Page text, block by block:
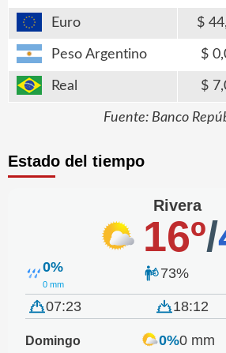
Euro
Peso Argentino
Real
Fuente: Banco
Estado del tiempo
Rivera
16º/
0%
0 mm
73%
07:23 18:12
Domingo 0%0 mm